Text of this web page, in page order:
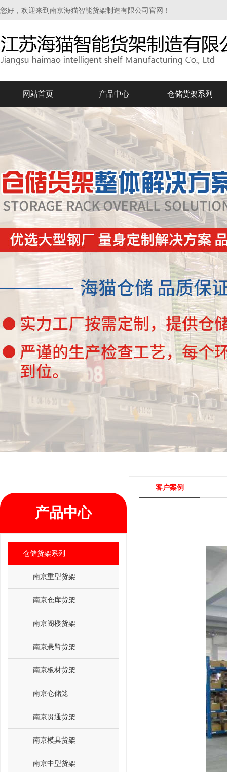
您好，欢迎来到南京海猫智能货架制造有限公司官网！
网站首页 产品中心 仓储货架系列
产品中心
仓储货架系列
南京重型货架
南京仓库货架
南京阁楼货架
南京悬臂货架
南京板材货架
南京仓储笼
南京贯通货架
南京模具货架
南京中型货架
客户案例